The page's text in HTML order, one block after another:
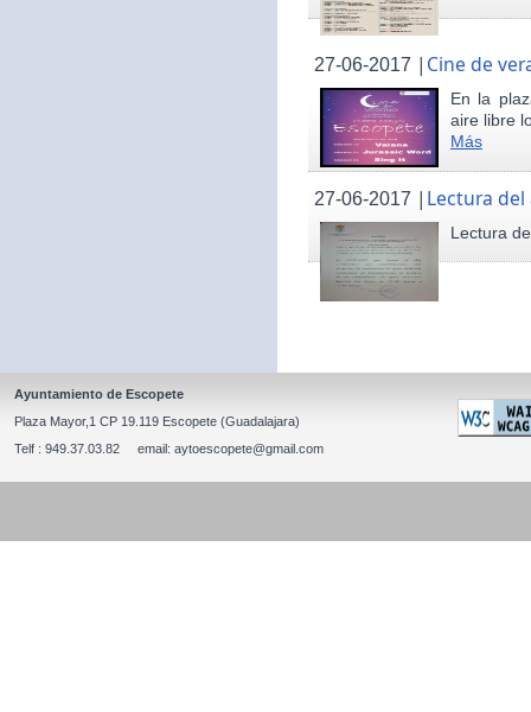
27-06-2017 | Cine de
En la
aire libre
Más
27-06-2017 | Lectura del
Lectura
Ayuntamiento de Escopete
Plaza Mayor,1 CP 19.119 Escopete (Guadalajara)
Telf : 949.37.03.82 email: aytoescopete@gmail.com